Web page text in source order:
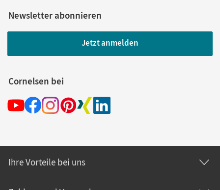
Newsletter abonnieren
Jetzt anmelden
Cornelsen bei
Ihre Vorteile bei uns